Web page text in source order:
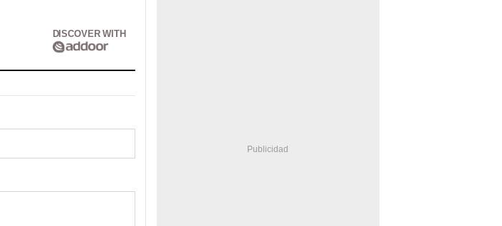
DISCOVER WITH